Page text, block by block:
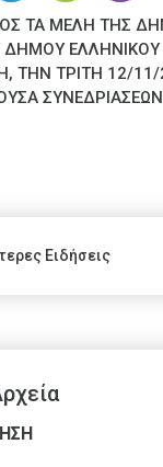
ΤΑ ΜΕΛΗ ΤΗΣ
ΔΗΜΟΥ
ΤΗΝ ΤΡΙΤΗ 12/11/
Ειδήσεις